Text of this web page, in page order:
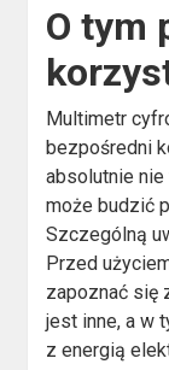
O tym
Multimetr
bezpośredni
absolutnie
może budzić
Szczególną
Przed
zapoznać się
jest inne, a w
z energią